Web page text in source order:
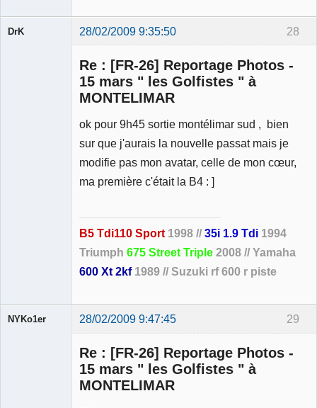
28
DrK 28/02/2009 9:35:50
Re : [FR-26] Reportage Photos -
15 mars " les Golfistes " à
MONTELIMAR
ok pour 9h45 sortie montélimar sud , bien
sur que j'aurais la nouvelle passat mais je
modifie pas mon avatar, celle de mon cœur,
ma première c'était la B4 : ]
B5 Tdi110 Sport 1998 // 35i 1.9 Tdi 1994
Triumph 675 Street Triple 2008 // Yamaha
600 Xt 2kf1989 // Suzuki rf 600 r piste
29
NYKo1er 28/02/2009 9:47:45
Re : [FR-26] Reportage Photos -
15 mars " les Golfistes " à
MONTELIMAR